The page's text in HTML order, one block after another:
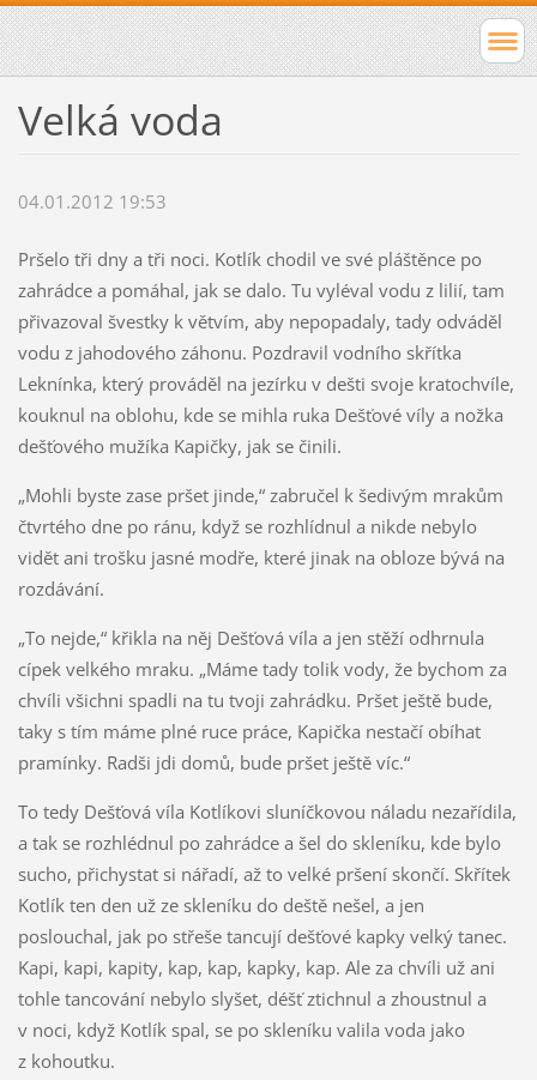
Velká voda
04.01.2012 19:53
Pršelo tři dny a tři noci. Kotlík chodil ve své pláštěnce po
zahrádce a pomáhal, jak se dalo. Tu vyléval vodu z lilií, tam
přivazoval švestky k větvím, aby nepopadaly, tady odváděl
vodu z jahodového záhonu. Pozdravil vodního skřítka
Leknínka, který prováděl na jezírku v dešti svoje kratochvíle,
kouknul na oblohu, kde se mihla ruka Dešťové víly a nožka
dešťového mužíka Kapičky, jak se činili.
„Mohli byste zase pršet jinde,“ zabručel k šedivým mrakům
čtvrtého dne po ránu, když se rozhlídnul a nikde nebylo
vidět ani trošku jasné modře, které jinak na obloze bývá na
rozdávání.
„To nejde,“ křikla na něj Dešťová víla a jen stěží odhrnula
cípek velkého mraku. „Máme tady tolik vody, že bychom za
chvíli všichni spadli na tu tvoji zahrádku. Pršet ještě bude,
taky s tím máme plné ruce práce, Kapička nestačí obíhat
pramínky. Radši jdi domů, bude pršet ještě víc.“
To tedy Dešťová víla Kotlíkovi sluníčkovou náladu nezařídila,
a tak se rozhlédnul po zahrádce a šel do skleníku, kde bylo
sucho, přichystat si nářadí, až to velké pršení skončí. Skřítek
Kotlík ten den už ze skleníku do deště nešel, a jen
poslouchal, jak po střeše tancují dešťové kapky velký tanec.
Kapi, kapi, kapity, kap, kap, kapky, kap. Ale za chvíli už ani
tohle tancování nebylo slyšet, déšť ztichnul a zhoustnul a
v noci, když Kotlík spal, se po skleníku valila voda jako
z kohoutku.